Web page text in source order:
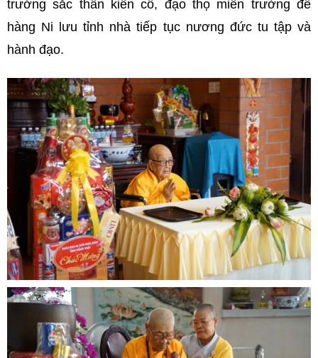
trưởng sắc thân kiên cố, đạo thọ miên trường để
hàng Ni lưu tỉnh nhà tiếp tục nương đức tu tập và
hành đạo.